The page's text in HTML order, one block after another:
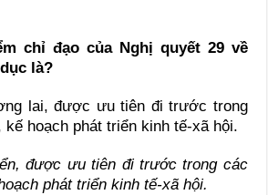
chỉ đạo của Nghị quyết 29 về
là?
lai, được ưu tiên đi trước trong
hoạch phát triển kinh tế-xã hội.
được ưu tiên đi trước trong các
phát triển kinh tế-xã hội.